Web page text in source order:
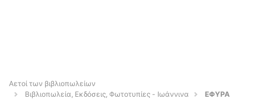
Αετοί των βιβλιοπωλείων
Βιβλιοπωλεία, Εκδόσεις, Φωτοτυπίες - Ιωάννινα
ΕΦΥΡΑ